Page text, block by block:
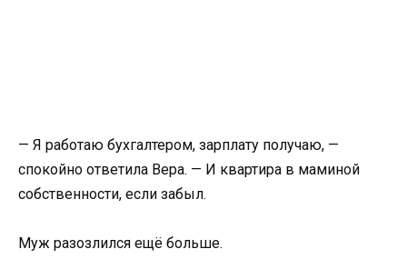
— Я работаю бухгалтером, зарплату получаю, —
спокойно ответила Вера. — И квартира в маминой
собственности, если забыл.
Муж разозлился ещё больше.